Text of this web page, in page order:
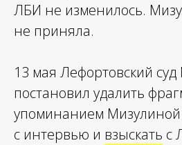
ЛБИ не изменилось.
не приняла.
13 мая Лефортовский
постановил удалить
упоминанием Мизулиной
с интервью и взыскать с